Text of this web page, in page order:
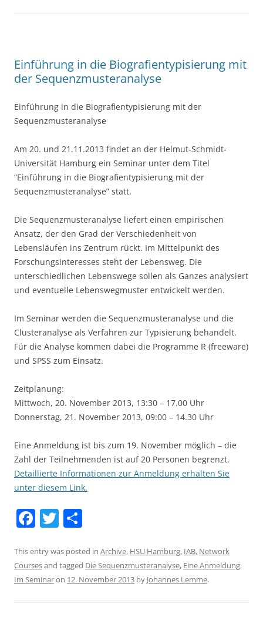
k
Einführung in die Biografientypisierung mit
der Sequenzmusteranalyse
Einführung in die Biografientypisierung mit der
Sequenzmusteranalyse
Am 20. und 21.11.2013 findet an der Helmut-Schmidt-
Universität Hamburg ein Seminar unter dem Titel
“Einführung in die Biografientypisierung mit der
Sequenzmusteranalyse” statt.
Die Sequenzmusteranalyse liefert einen empirischen
Ansatz, der den Grad der Verschiedenheit von
Lebensläufen ins Zentrum rückt. Im Mittelpunkt des
Forschungsinteresses steht der Lebensweg. Die
unterschiedlichen Lebenswege sollen als Ganzes analysiert
und eventuelle Lebenswegmuster entwickelt werden.
Im Seminar werden die Sequenzmusteranalyse und die
Clusteranalyse als Verfahren zur Typisierung behandelt.
Für die Analyse kommen dabei die Programme R (freeware)
und SPSS zum Einsatz.
Zeitplanung:
Mittwoch, 20. November 2013, 13:30 – 17.00 Uhr
Donnerstag, 21. November 2013, 09:00 – 14.30 Uhr
Eine Anmeldung ist bis zum 19. November möglich – die
Zahl der Teilnehmenden ist auf 20 Personen begrenzt.
Detaillierte Informationen zur Anmeldung erhalten Sie
unter diesem Link.
F
c
e
T
itt
er
ar
e
This entry was posted in Archive, HSU Hamburg, IAB, Network
Coursesand tagged Die Sequenzmusteranalyse, Eine Anmeldung,
Im Seminaron 12. November 2013 by Johannes Lemme.